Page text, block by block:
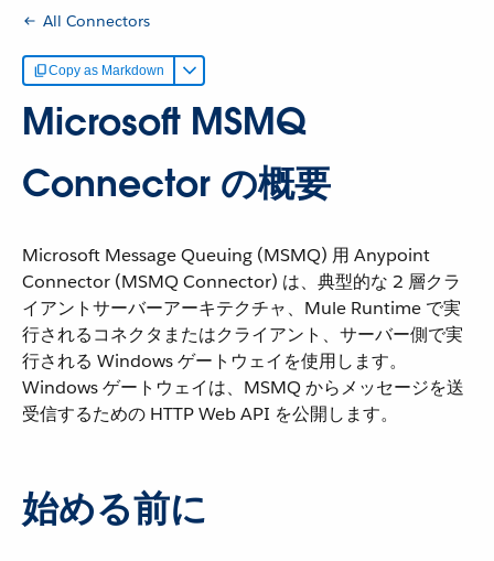
All Connectors
Copy as Markdown
Microsoft MSMQ
Connector の概要
Microsoft Message Queuing (MSMQ) 用 Anypoint
Connector (MSMQ Connector) は、典型的な 2 層クラ
イアントサーバーアーキテクチャ、Mule Runtime で実
行されるコネクタまたはクライアント、サーバー側で実
行される Windows ゲートウェイを使用します。
Windows ゲートウェイは、MSMQ からメッセージを送
受信するための HTTP Web API を公開します。
始める前に